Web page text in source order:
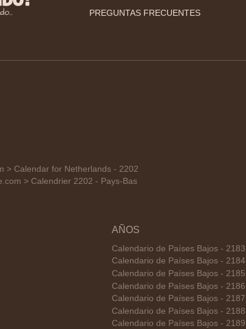
PREGUNTAS FRECUENTES
> Calendar for Netherlands - 2202
> Calendrier 2202 - Pays-Bas
AÑOS
Calendario de Países Bajos - 2183
Calendario de Países Bajos - 2184
Calendario de Países Bajos - 2185
Calendario de Países Bajos - 2186
Calendario de Países Bajos - 2187
Calendario de Países Bajos - 2188
Calendario de Países Bajos - 2189